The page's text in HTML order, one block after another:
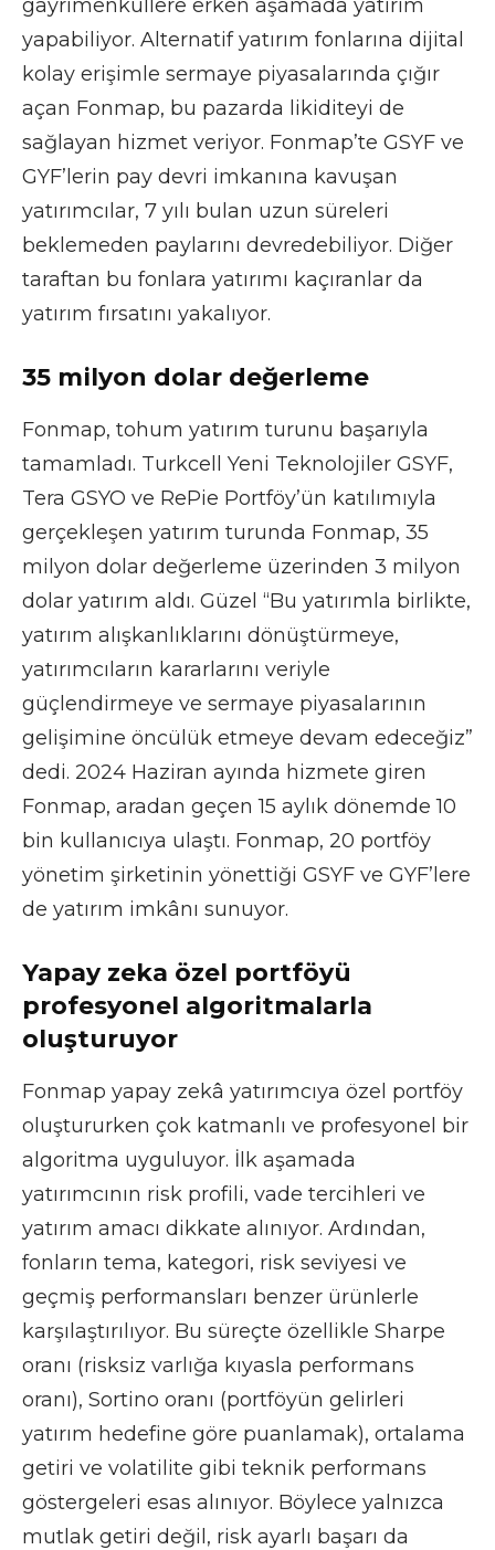
gayrimenkullere erken aşamada yatırım
yapabiliyor. Alternatif yatırım fonlarına dijital
kolay erişimle sermaye piyasalarında çığır
açan Fonmap, bu pazarda likiditeyi de
sağlayan hizmet veriyor. Fonmap’te GSYF ve
GYF’lerin pay devri imkanına kavuşan
yatırımcılar, 7 yılı bulan uzun süreleri
beklemeden paylarını devredebiliyor. Diğer
taraftan bu fonlara yatırımı kaçıranlar da
yatırım fırsatını yakalıyor.
35 milyon dolar değerleme
Fonmap, tohum yatırım turunu başarıyla
tamamladı. Turkcell Yeni Teknolojiler GSYF,
Tera GSYO ve RePie Portföy’ün katılımıyla
gerçekleşen yatırım turunda Fonmap, 35
milyon dolar değerleme üzerinden 3 milyon
dolar yatırım aldı. Güzel “Bu yatırımla birlikte,
yatırım alışkanlıklarını dönüştürmeye,
yatırımcıların kararlarını veriyle
güçlendirmeye ve sermaye piyasalarının
gelişimine öncülük etmeye devam edeceğiz”
dedi. 2024 Haziran ayında hizmete giren
Fonmap, aradan geçen 15 aylık dönemde 10
bin kullanıcıya ulaştı. Fonmap, 20 portföy
yönetim şirketinin yönettiği GSYF ve GYF’lere
de yatırım imkânı sunuyor.
Yapay zeka özel portföyü
profesyonel algoritmalarla
oluşturuyor
Fonmap yapay zekâ yatırımcıya özel portföy
oluştururken çok katmanlı ve profesyonel bir
algoritma uyguluyor. İlk aşamada
yatırımcının risk profili, vade tercihleri ve
yatırım amacı dikkate alınıyor. Ardından,
fonların tema, kategori, risk seviyesi ve
geçmiş performansları benzer ürünlerle
karşılaştırılıyor. Bu süreçte özellikle Sharpe
oranı (risksiz varlığa kıyasla performans
oranı), Sortino oranı (portföyün gelirleri
yatırım hedefine göre puanlamak), ortalama
getiri ve volatilite gibi teknik performans
göstergeleri esas alınıyor. Böylece yalnızca
mutlak getiri değil, risk ayarlı başarı da